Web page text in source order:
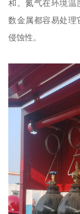
和。氮气在环境温
数金属都容易处理
侵蚀性。